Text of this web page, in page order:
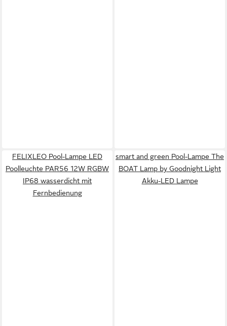
FELIXLEO Pool-Lampe LED
Poolleuchte PAR56 12W RGBW
IP68 wasserdicht mit
Fernbedienung
smart and green Pool-Lampe The
BOAT Lamp by Goodnight Light
Akku-LED Lampe